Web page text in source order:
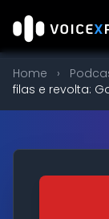
Home ›
filas e revolta: